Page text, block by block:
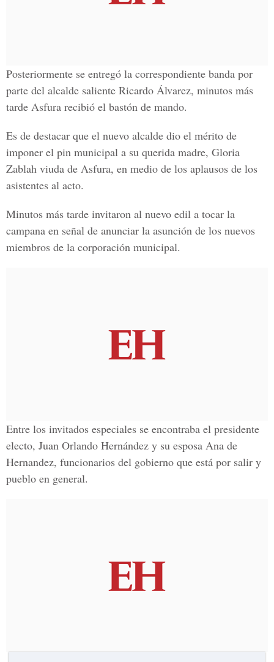
Posteriormente se entregó la correspondiente banda por
parte del alcalde saliente Ricardo Álvarez, minutos más
tarde Asfura recibió el bastón de mando.
Es de destacar que el nuevo alcalde dio el mérito de
imponer el pin municipal a su querida madre, Gloria
Zablah viuda de Asfura, en medio de los aplausos de los
asistentes al acto.
Minutos más tarde invitaron al nuevo edil a tocar la
campana en señal de anunciar la asunción de los nuevos
miembros de la corporación municipal.
Entre los invitados especiales se encontraba el presidente
electo, Juan Orlando Hernández y su esposa Ana de
Hernandez, funcionarios del gobierno que está por salir y
pueblo en general.